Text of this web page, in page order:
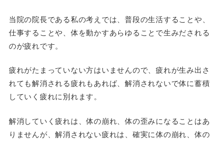
当院の院長である私の考えでは、普段の生活することや、
仕事することや、体を動かすあらゆることで生みだされる
のが疲れです。
疲れがたまっていない方はいませんので、疲れが生み出さ
れても解消される疲れもあれば、解消されないで体に蓄積
していく疲れに別れます。
解消していく疲れは、体の崩れ、体の歪みになることはあ
りませんが、解消されない疲れは、確実に体の崩れ、体の